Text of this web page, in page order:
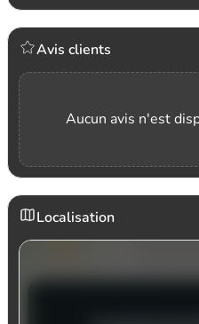
Avis clients
Aucun avis n'est
Localisation